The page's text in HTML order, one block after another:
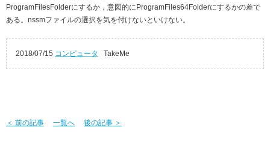
ProgramFilesFolderにするか，意図的にProgramFiles64Folderにするかの差で
ある。nssmファイルの選択を気を付けないといけない。
2018/07/15 コンピュータ TakeMe
＜ 前の記事 一覧へ 後の記事 ＞